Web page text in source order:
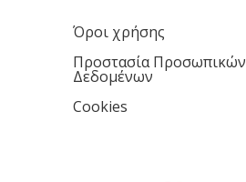
Όροι χρήσης
Προστασία Προσωπικών
Δεδομένων
Cookies